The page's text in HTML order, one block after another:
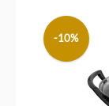
-10%